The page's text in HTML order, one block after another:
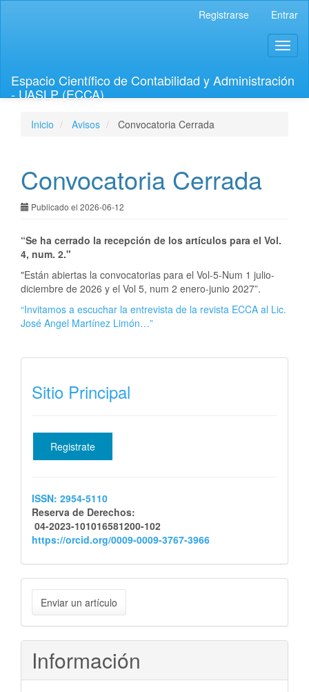
lateral
Registrarse Entrar
Espacio Científico de Contabilidad y Administración
- UASLP (ECCA)
Inicio Avisos Convocatoria Cerrada
Convocatoria Cerrada
Publicado el 2026-06-12
“Se ha cerrado la recepción de los artículos para el Vol.
4, num. 2."
"Están abiertas la convocatorias para el Vol-5-Num 1 julio-
diciembre de 2026 y el Vol 5, num 2 enero-junio 2027”.
“Invitamos a escuchar la entrevista de la revista ECCA al Lic.
José Angel Martínez Limón…”
Sitio Principal
Registrate
ISSN: 2954-5110
Reserva de Derechos:
04-2023-101016581200-102
https://orcid.org/0009-0009-3767-3966
Enviar
un
artículo
Enviar un artículo
Información